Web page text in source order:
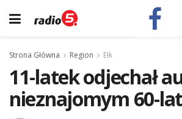
Strona Główna Region Ełk
11-latek odjechał
nieznajomym 60-